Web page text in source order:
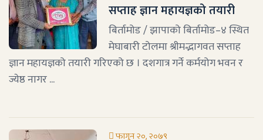
सप्ताह ज्ञान महायज्ञको तयारी
बिर्तामोड / झापाको बिर्तामोड–४ स्थित
मेघाबारी टोलमा श्रीमद्भागवत सप्ताह
ज्ञान महायज्ञको तयारी गरिएको छ । दशगात्र गर्ने कर्मयोग भवन र
ज्येष्ठ नागर ...
फागुन २०, २०७९